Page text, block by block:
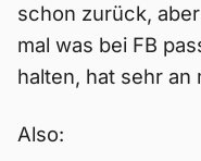
schon zurück,
mal was bei FB
halten, hat sehr an
Also: